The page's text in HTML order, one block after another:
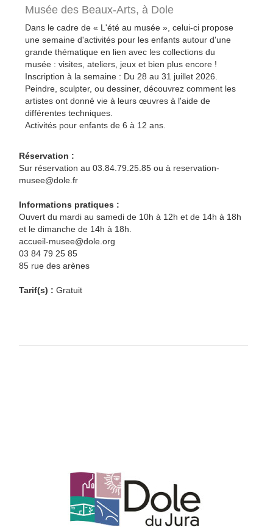
Musée des Beaux-Arts, à Dole
Dans le cadre de « L'été au musée », celui-ci propose
une semaine d'activités pour les enfants autour d'une
grande thématique en lien avec les collections du
musée : visites, ateliers, jeux et bien plus encore !
Inscription à la semaine : Du 28 au 31 juillet 2026.
Peindre, sculpter, ou dessiner, découvrez comment les
artistes ont donné vie à leurs œuvres à l'aide de
différentes techniques.
Activités pour enfants de 6 à 12 ans.
Réservation :
Sur réservation au 03.84.79.25.85 ou à reservation-
musee@dole.fr
Informations pratiques :
Ouvert du mardi au samedi de 10h à 12h et de 14h à 18h
et le dimanche de 14h à 18h.
accueil-musee@dole.org
03 84 79 25 85
85 rue des arènes
Tarif(s) : Gratuit